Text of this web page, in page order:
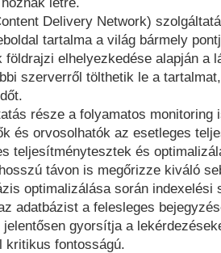
Delivery Network)
tartalma a világ bármely
földrajzi elhelyezkedése alapján a
szerverről tölthetik le a
része a folyamatos monitoring
és orvosolhatók az esetleges
teljesítménytesztek és
távon is megőrizze kiváló
optimalizálása során
adatbázist a felesleges
jelentősen gyorsítja a
kritikus fontosságú.